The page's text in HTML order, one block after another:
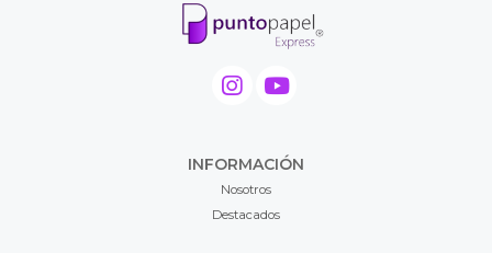
INFORMACIÓN
Nosotros
Destacados